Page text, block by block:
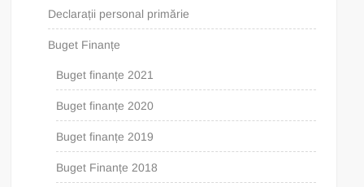
Declarații personal primărie
Buget Finanțe
Buget finanțe 2021
Buget finanțe 2020
Buget finanțe 2019
Buget Finanțe 2018